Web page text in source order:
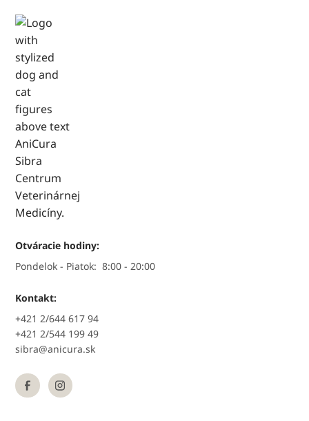
Otváracie hodiny:
Pondelok - Piatok: 8:00 - 20:00
Kontakt:
+421 2/644 617 94
+421 2/544 199 49
sibra@anicura.sk